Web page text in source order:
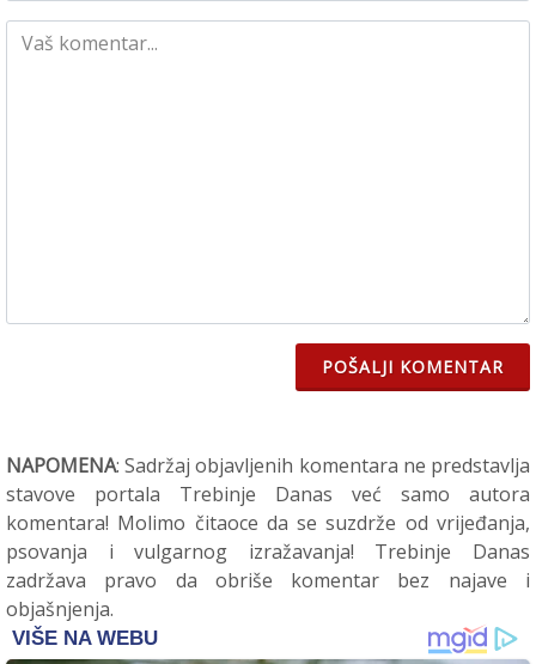
POŠALJI KOMENTAR
NAPOMENA: Sadržaj objavljenih komentara ne predstavlja
stavove portala Trebinje Danas već samo autora
komentara! Molimo čitaoce da se suzdrže od vrijeđanja,
psovanja i vulgarnog izražavanja! Trebinje Danas
zadržava pravo da obriše komentar bez najave i
objašnjenja.